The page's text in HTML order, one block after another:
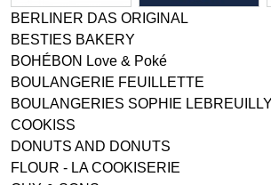
BERLINER DAS ORIGINAL
BESTIES BAKERY
BOHÉBON Love & Poké
BOULANGERIE FEUILLETTE
BOULANGERIES SOPHIE LEBREUILLY
COOKISS
DONUTS AND DONUTS
FLOUR - LA COOKISERIE